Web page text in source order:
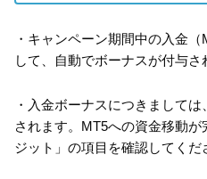
・キャンペーン期間中の入金
して、自動でボーナスが付与さ
・入金ボーナスにつきまして
されます。MT5への資金移動
ジット」の項目を確認してくだ